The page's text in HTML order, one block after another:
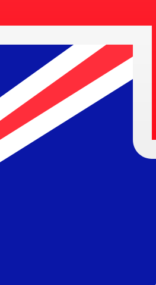
Prata med en valutaexpert idag.
Boka ett samtal
Vi använder mid-market-
Visste du att du kan skicka
Anmäl dig idag